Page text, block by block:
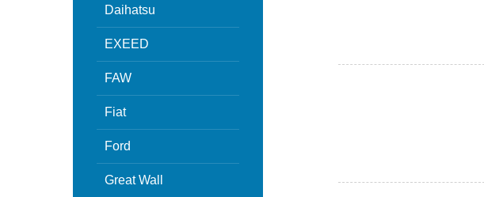
Daihatsu
EXEED
FAW
Fiat
Ford
Great Wall